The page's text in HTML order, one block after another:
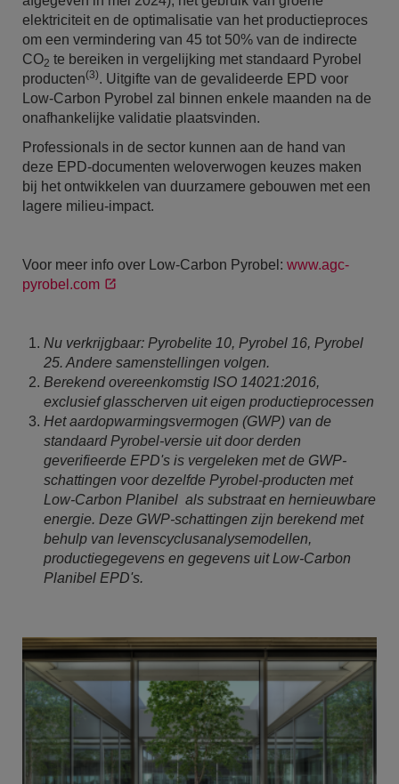
elektriciteit en de optimalisatie van het productieproces
om een vermindering van 45 tot 50% van de indirecte
CO2 te bereiken in vergelijking met standaard Pyrobel
producten(3). Uitgifte van de gevalideerde EPD voor
Low-Carbon Pyrobel zal binnen enkele maanden na de
onafhankelijke validatie plaatsvinden.
Professionals in de sector kunnen aan de hand van
deze EPD-documenten weloverwogen keuzes maken
bij het ontwikkelen van duurzamere gebouwen met een
lagere milieu-impact.
Voor meer info over Low-Carbon Pyrobel: www.agc-
pyrobel.com
Nu verkrijgbaar: Pyrobelite 10, Pyrobel 16, Pyrobel
25. Andere samenstellingen volgen.
Berekend overeenkomstig ISO 14021:2016,
exclusief glasscherven uit eigen productieprocessen
Het aardopwarmingsvermogen (GWP) van de
standaard Pyrobel-versie uit door derden
geverifieerde EPD's is vergeleken met de GWP-
schattingen voor dezelfde Pyrobel-producten met
Low-Carbon Planibel als substraat en hernieuwbare
energie. Deze GWP-schattingen zijn berekend met
behulp van levenscyclusanalysemodellen,
productiegegevens en gegevens uit Low-Carbon
Planibel EPD's.